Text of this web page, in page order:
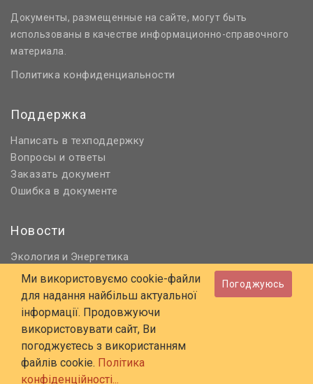
Документы, размещенные на сайте, могут быть
использованы в качестве информационно-справочного
материала.
Политика конфиденциальности
Поддержка
Написать в техподдержку
Вопросы и ответы
Заказать документ
Ошибка в документе
Новости
Экология и Энергетика
Нормативное регулирование
Строительство и проектирование
Охрана труда и ПБ
© 2006 - 2026 Все права защищены
E-mail:
online@budstandart.com
Ми використовуємо cookie-файли
для надання найбільш актуальної
інформації. Продовжуючи
використовувати сайт, Ви
погоджуєтесь з використанням
файлів cookie. Політика
конфіденційності...
Погоджуюсь